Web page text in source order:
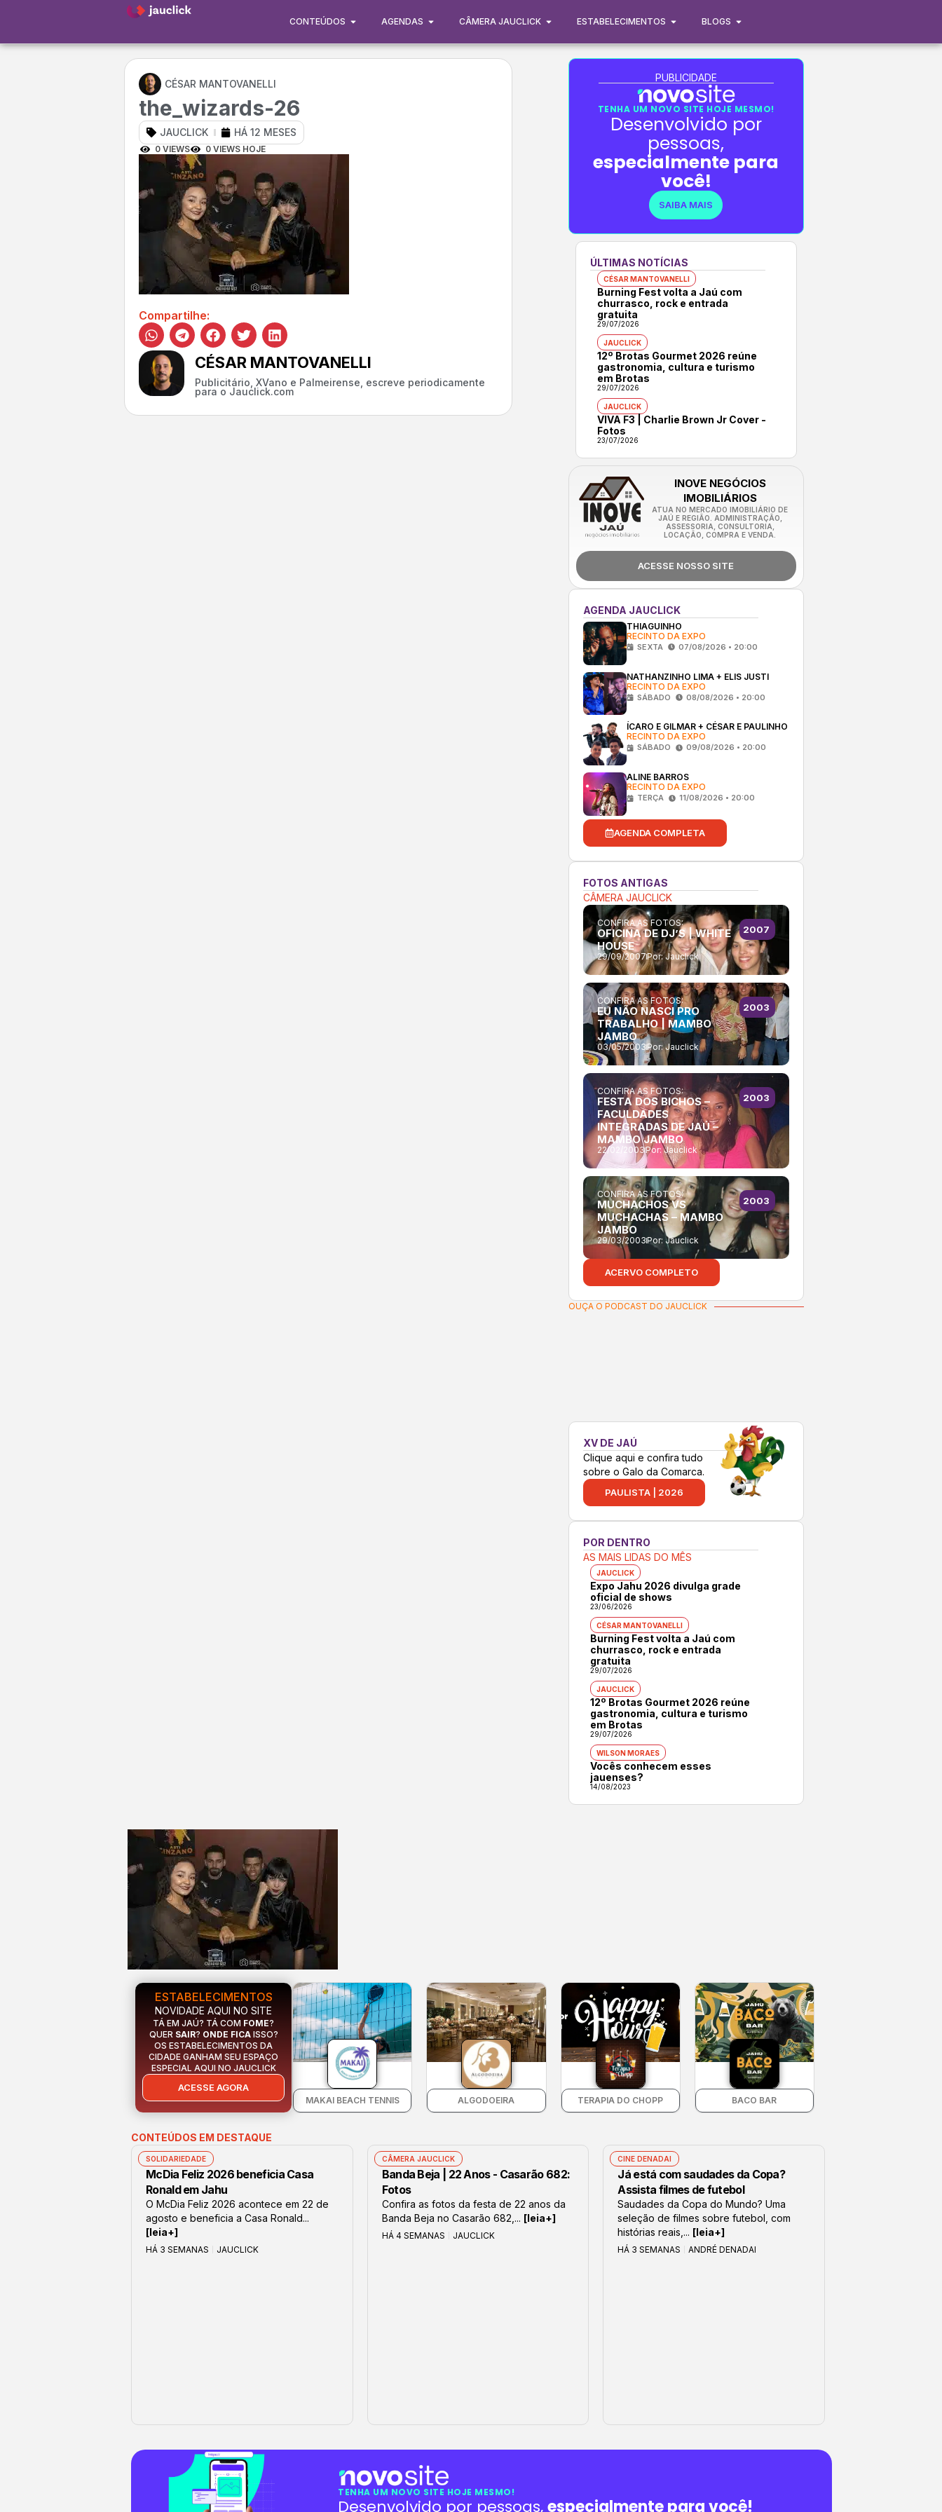
CONTEÚDOS AGENDAS CÂMERA JAUCLICK ESTABELECIMENTOS BLOGS
CÉSAR MANTOVANELLI
the_wizards-26
JAUCLICK HÁ 12 MESES
0 VIEWS 0 VIEWS HOJE
Compartilhe:
CÉSAR MANTOVANELLI
Publicitário, XVano e Palmeirense, escreve periodicamente
para o Jauclick.com
PUBLICIDADE
TENHA UM NOVO SITE HOJE MESMO!
Desenvolvido por
pessoas,
especialmente para
você!
SAIBA MAIS
ÚLTIMAS NOTÍCIAS
CÉSAR MANTOVANELLI
Burning Fest volta a Jaú com
churrasco, rock e entrada
gratuita
29/07/2026
JAUCLICK
12º Brotas Gourmet 2026 reúne
gastronomia, cultura e turismo
em Brotas
29/07/2026
JAUCLICK
VIVA F3 | Charlie Brown Jr Cover -
Fotos
23/07/2026
INOVE NEGÓCIOS
IMOBILIÁRIOS
ATUA NO MERCADO IMOBILIÁRIO DE
JAÚ E REGIÃO. ADMINISTRAÇÃO,
ASSESSORIA, CONSULTORIA,
LOCAÇÃO, COMPRA E VENDA.
ACESSE NOSSO SITE
AGENDA JAUCLICK
THIAGUINHO
RECINTO DA EXPO
SEXTA 07/08/2026 • 20:00
NATHANZINHO LIMA + ELIS JUSTI
RECINTO DA EXPO
SÁBADO 08/08/2026 • 20:00
ÍCARO E GILMAR + CÉSAR E PAULINHO
RECINTO DA EXPO
SÁBADO 09/08/2026 • 20:00
ALINE BARROS
RECINTO DA EXPO
TERÇA 11/08/2026 • 20:00
AGENDA COMPLETA
FOTOS ANTIGAS
CÂMERA JAUCLICK
CONFIRA AS FOTOS:
OFICINA DE DJ’S | WHITE
HOUSE
29/09/2007Por:Jauclick
2007
CONFIRA AS FOTOS:
EU NÃO NASCI PRO
TRABALHO | MAMBO
JAMBO
03/05/2003Por:Jauclick
2003
CONFIRA AS FOTOS:
FESTA DOS BICHOS –
FACULDADES
INTEGRADAS DE JAÚ –
MAMBO JAMBO
22/02/2003Por:Jauclick
2003
CONFIRA AS FOTOS:
MUCHACHOS VS
MUCHACHAS – MAMBO
JAMBO
29/03/2003Por: Jauclick
2003
ACERVO COMPLETO
OUÇA O PODCAST DO JAUCLICK
XV DE JAÚ
Clique aqui e confira tudo
sobre o Galo da Comarca.
PAULISTA | 2026
POR DENTRO
AS MAIS LIDAS DO MÊS
JAUCLICK
Expo Jahu 2026 divulga grade
oficial de shows
23/06/2026
CÉSAR MANTOVANELLI
Burning Fest volta a Jaú com
churrasco, rock e entrada
gratuita
29/07/2026
JAUCLICK
12º Brotas Gourmet 2026 reúne
gastronomia, cultura e turismo
em Brotas
29/07/2026
WILSON MORAES
Vocês conhecem esses
jauenses?
14/08/2023
MAKAI BEACH TENNIS ALGODOEIRA TERAPIA DO CHOPP BACO BAR
ESTABELECIMENTOS
NOVIDADE AQUI NO SITE
TÁ EM JAÚ? TÁ COM FOME?
QUER SAIR? ONDE FICAISSO?
OS ESTABELECIMENTOS DA
CIDADE GANHAM SEU ESPAÇO
ESPECIAL AQUI NO JAUCLICK
ACESSE AGORA
CONTEÚDOS EM DESTAQUE
SOLIDARIEDADE
McDia Feliz 2026 beneficia Casa
Ronald em Jahu
O McDia Feliz 2026 acontece em 22 de
agosto e beneficia a Casa Ronald...
[leia+]
HÁ 3 SEMANAS JAUCLICK
CÂMERA JAUCLICK
Banda Beja | 22 Anos - Casarão 682:
Fotos
Confira as fotos da festa de 22 anos da
Banda Beja no Casarão 682,... [leia+]
HÁ 4 SEMANAS JAUCLICK
CINE DENADAI
Já está com saudades da Copa?
Assista filmes de futebol
Saudades da Copa do Mundo? Uma
seleção de filmes sobre futebol, com
histórias reais,... [leia+]
HÁ 3 SEMANAS ANDRÉ DENADAI
TENHA UM NOVO SITE HOJE MESMO!
Desenvolvido por pessoas,especialmente para você!